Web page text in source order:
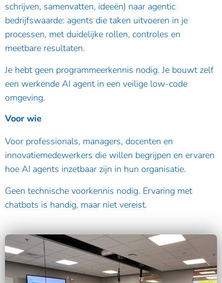
schrijven, samenvatten, ideeën) naar agentic
bedrijfswaarde: agents die taken uitvoeren in je
processen, met duidelijke rollen, controles en
meetbare resultaten.
Je hebt geen programmeerkennis nodig. Je bouwt zelf
een werkende AI agent in een veilige low-code
omgeving.
Voor wie
Voor professionals, managers, docenten en
innovatiemedewerkers die willen begrijpen en ervaren
hoe AI agents inzetbaar zijn in hun organisatie.
Geen technische voorkennis nodig. Ervaring met
chatbots is handig, maar niet vereist.